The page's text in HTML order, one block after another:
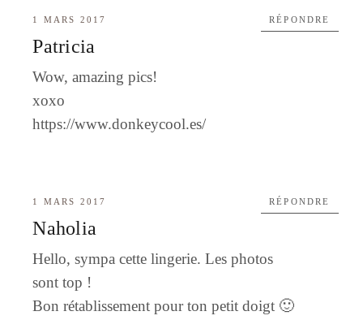
1 MARS 2017
Patricia
Wow, amazing pics!
xoxo
https://www.donkeycool.es/
RÉPONDRE
1 MARS 2017
Naholia
Hello, sympa cette lingerie. Les photos
sont top !
Bon rétablissement pour ton petit doigt 🙂
RÉPONDRE